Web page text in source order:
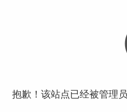
抱歉！该站点已经被管理